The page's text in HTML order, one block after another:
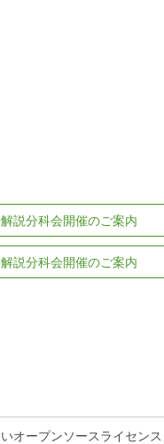
説分科会開催のご案内
説分科会開催のご案内
オープンソースライセン